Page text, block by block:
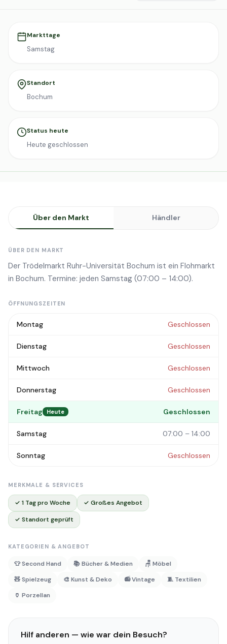
Markttage
Samstag
Standort
Bochum
Status heute
Heute geschlossen
Über den Markt Händler
ÜBER DEN MARKT
Der Trödelmarkt Ruhr-Universität Bochum ist ein Flohmarkt
in Bochum. Termine: jeden Samstag (07:00 – 14:00).
ÖFFNUNGSZEITEN
Montag Geschlossen
Dienstag Geschlossen
Mittwoch Geschlossen
Donnerstag Geschlossen
Freitag Heute Geschlossen
Samstag 07:00 – 14:00
Sonntag Geschlossen
MERKMALE & SERVICES
✓ 1 Tag pro Woche ✓ Großes Angebot
✓ Standort geprüft
KATEGORIEN & ANGEBOT
👕 Second Hand 📚 Bücher & Medien
🪑 Möbel
🧸 Spielzeug
🎨 Kunst & Deko 📻 Vintage
🧵 Textilien
🏺 Porzellan
Hilf anderen — wie war dein Besuch?